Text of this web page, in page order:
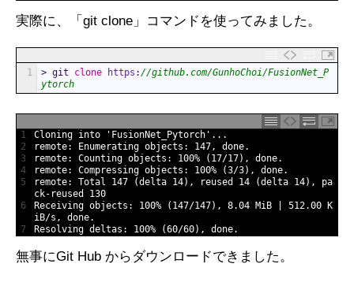
実際に、「git clone」コマンドを使ってみました。
1 > git clone https ://github.com/GunhoChoi/FusionNet_P
ytorch
1
2
3
4
5
6
7
Cloning into 'FusionNet_Pytorch' . . .
remote: Enumerating objects : 147, done.
remote: Counting objects : 100% ( 17/17) , done.
remote: Compressing objects : 100% (3/3) , done.
remote: Total 147 (delta 14) , reused 14 (delta 14) ,
pa
ck- reused
130
Receiving objects : 100% ( 147/147) , 8.04 MiB 512.00
K
iB/s , done.
Resolving deltas : 100% (60/60) , done.
無事にGit Hub からダウンロードできました。